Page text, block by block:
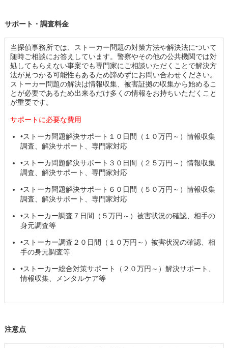
サポート・調査料金
当探偵事務所では、ストーカー問題の対策方法や解決法について
随時ご相談にお答えしています。警察やその他の公共機関では対
処してもらえない事案でも専門家にご相談いただくことで解決方
法が見つかる可能性もあるため諦めずにお問い合わせください。
ストーカー問題の解決は情報収集、被害証拠の収集から始めるこ
とが必要であるため出来るだけ多くの情報をお持ちいただくこと
が重要です。
サポートに必要な費用
•ストーカ問題解決サポート１０日間（１０万円～）情報収集
調査、解決サポート、専門家対応
•ストーカ問題解決サポート３０日間（２５万円～）情報収集
調査、解決サポート、専門家対応
•ストーカ問題解決サポート６０日間（５０万円～）情報収集
調査、解決サポート、専門家対応
•ストーカー調査７日間（５万円～）被害状況の確認、相手の
身元調査等
•ストーカー調査２０日間（１０万円～）被害状況の確認、相
手の身元調査等
•ストーカー総合対策サポート（２０万円～）解決サポート、
情報収集、メンタルケア等
注意点